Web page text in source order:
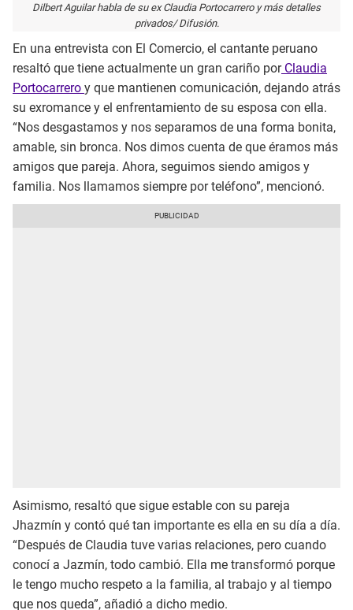
Dilbert Aguilar habla de su ex Claudia Portocarrero y más detalles
privados/ Difusión.
En una entrevista con El Comercio, el cantante peruano
resaltó que tiene actualmente un gran cariño porClaudia
Portocarrero y que mantienen comunicación, dejando atrás
su exromance y el enfrentamiento de su esposa con ella.
“Nos desgastamos y nos separamos de una forma bonita,
amable, sin bronca. Nos dimos cuenta de que éramos más
amigos que pareja. Ahora, seguimos siendo amigos y
familia. Nos llamamos siempre por teléfono”, mencionó.
Asimismo, resaltó que sigue estable con su pareja
Jhazmín y contó qué tan importante es ella en su día a día.
“Después de Claudia tuve varias relaciones, pero cuando
conocí a Jazmín, todo cambió. Ella me transformó porque
le tengo mucho respeto a la familia, al trabajo y al tiempo
que nos queda”, añadió a dicho medio.